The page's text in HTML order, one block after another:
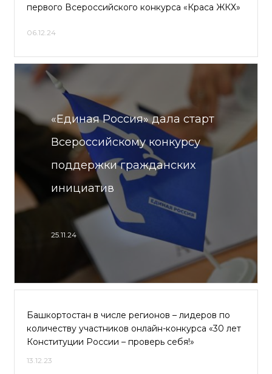
первого Всероссийского конкурса «Краса ЖКХ»
06.12.24
«Единая Россия» дала старт
Всероссийскому конкурсу
поддержки гражданских
инициатив
25.11.24
Башкортостан в числе регионов – лидеров по
количеству участников онлайн-конкурса «30 лет
Конституции России – проверь себя!»
13.12.23